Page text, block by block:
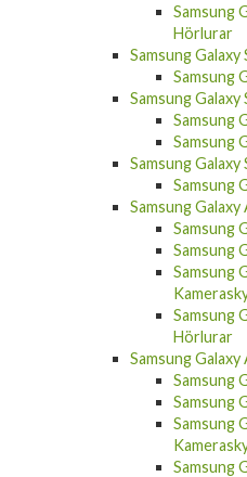
Samsung
Hörlurar
Samsung Galaxy
Samsung
Samsung Galaxy
Samsung
Samsung
Samsung Galaxy
Samsung
Samsung Galaxy
Samsung
Samsung
Samsung
Samsung
Hörlurar
Samsung
Samsung
Samsung
Samsung
Samsung